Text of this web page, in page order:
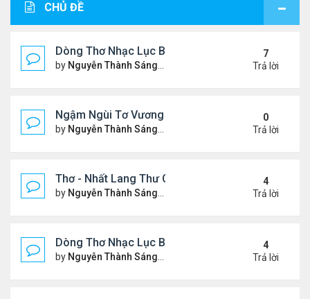
CHỦ ĐỀ
Dòng Thơ Nhạc Lục Bát Trích Đoạn - Gõ Google:
by Nguyễn Thành Sáng Thứ 5 Tháng 7 23, 2026 8:01
7
Trả lời
Ngậm Ngùi Tơ Vương - Video YouTube ngâm bài
by Nguyễn Thành Sáng Thứ 6 Tháng 7 24, 2026 9:50
0
Trả lời
Thơ - Nhất Lang Thư Quán (từ khóa Google)
by Nguyễn Thành Sáng Thứ 2 Tháng 7 13, 2026 7:17
4
Trả lời
Dòng Thơ Nhạc Lục Bát (2)
by Nguyễn Thành Sáng Thứ 5 Tháng 7 02, 2026 8:51
4
Trả lời